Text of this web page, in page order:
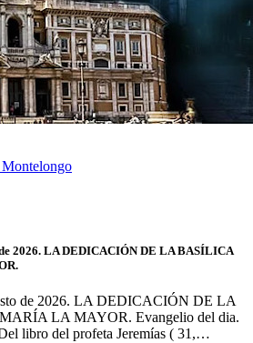
2026. LA DEDICACIÓN DE LA BASÍLICA
de 2026. LA DEDICACIÓN DE LA
LA MAYOR. Evangelio del dia.
libro del profeta Jeremías ( 31,…